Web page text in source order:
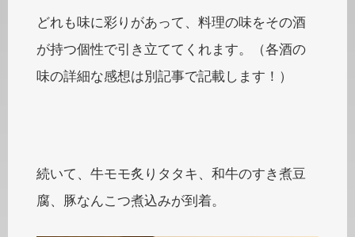
どれも味に彩りがあって、料理の味をその酒
が持つ個性で引き立ててくれます。（各酒の
味の詳細な感想は別記事で記載します！）
続いて、牛モモ炙りタタキ、和牛のすき煮豆
腐、豚なんこつ煮込みが到着。